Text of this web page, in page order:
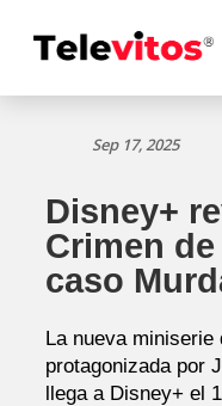
Sep 17, 2025
Disney+
Crimen
caso
La nueva miniserie
protagonizada por
llega a Disney+ el